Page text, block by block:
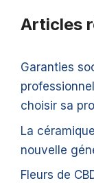
Articles
Garanties
choisir sa
La
nouvelle
Fleurs de